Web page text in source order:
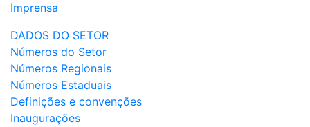
Imprensa
DADOS DO SETOR
Números do Setor
Números Regionais
Números Estaduais
Definições e convenções
Inaugurações